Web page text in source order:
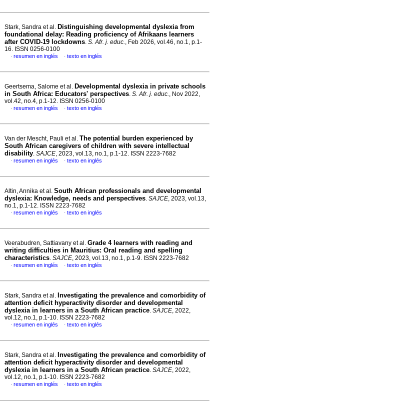
Stark, Sandra et al. Distinguishing developmental dyslexia from
foundational delay: Reading proficiency of Afrikaans learners
after COVID-19 lockdowns. S. Afr. j. educ., Feb 2026, vol.46, no.1, p.1-
16. ISSN 0256-0100
· resumen en inglés · texto en inglés
Geertsema, Salome et al. Developmental dyslexia in private schools
in South Africa: Educators' perspectives. S. Afr. j. educ., Nov 2022,
vol.42, no.4, p.1-12. ISSN 0256-0100
· resumen en inglés · texto en inglés
Van der Mescht, Pauli et al. The potential burden experienced by
South African caregivers of children with severe intellectual
disability. SAJCE, 2023, vol.13, no.1, p.1-12. ISSN 2223-7682
· resumen en inglés · texto en inglés
Altin, Annika et al. South African professionals and developmental
dyslexia: Knowledge, needs and perspectives. SAJCE, 2023, vol.13,
no.1, p.1-12. ISSN 2223-7682
· resumen en inglés · texto en inglés
Veerabudren, Sattiavany et al. Grade 4 learners with reading and
writing difficulties in Mauritius: Oral reading and spelling
characteristics. SAJCE, 2023, vol.13, no.1, p.1-9. ISSN 2223-7682
· resumen en inglés · texto en inglés
Stark, Sandra et al. Investigating the prevalence and comorbidity of
attention deficit hyperactivity disorder and developmental
dyslexia in learners in a South African practice. SAJCE, 2022,
vol.12, no.1, p.1-10. ISSN 2223-7682
· resumen en inglés · texto en inglés
Stark, Sandra et al. Investigating the prevalence and comorbidity of
attention deficit hyperactivity disorder and developmental
dyslexia in learners in a South African practice. SAJCE, 2022,
vol.12, no.1, p.1-10. ISSN 2223-7682
· resumen en inglés · texto en inglés